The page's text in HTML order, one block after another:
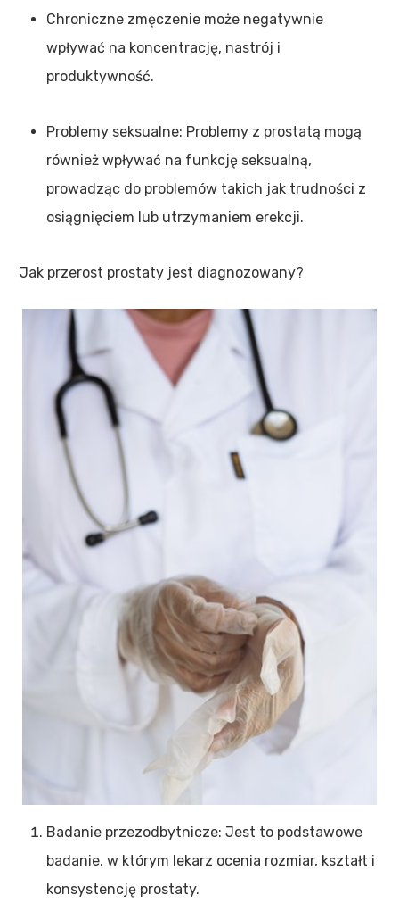
Chroniczne zmęczenie może negatywnie
wpływać na koncentrację, nastrój i
produktywność.
Problemy seksualne: Problemy z prostatą mogą
również wpływać na funkcję seksualną,
prowadząc do problemów takich jak trudności z
osiągnięciem lub utrzymaniem erekcji.
Jak przerost prostaty jest diagnozowany?
Badanie przezodbytnicze: Jest to podstawowe
badanie, w którym lekarz ocenia rozmiar, kształt i
konsystencję prostaty.